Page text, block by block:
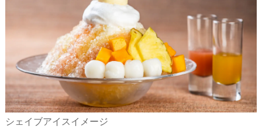
シェイブアイスイメージ